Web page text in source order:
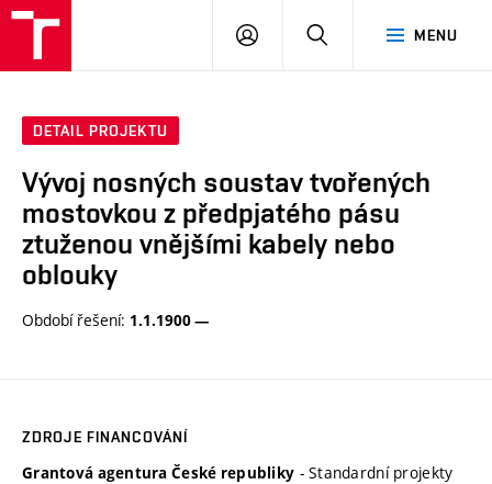
MENU
PŘIHLÁSIT
DETAIL PROJEKTU
Vývoj nosných soustav tvořených
mostovkou z předpjatého pásu
ztuženou vnějšími kabely nebo
oblouky
Období řešení: 1.1.1900 —
ZDROJE FINANCOVÁNÍ
Grantová agentura České republiky - Standardní projekty